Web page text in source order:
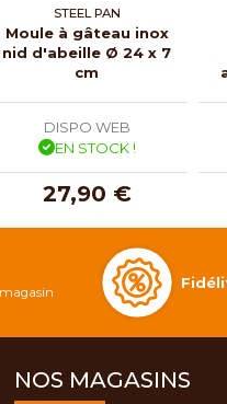
STEEL PAN
Moule à gâteau inox
nid d'abeille Ø 24 x 7
cm
DISPO WEB
EN STOCK !
27,90 €
NOS MAGASINS